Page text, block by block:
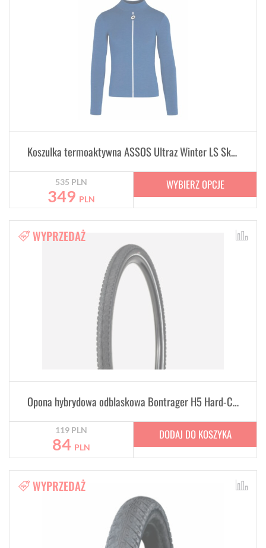
Koszulka termoaktywna ASSOS Ultraz Winter LS Skin Layer Blue zimowy izolator ciała
535 PLN
349 PLN
WYBIERZ OPCJE
WYPRZEDAŻ
Opona hybrydowa odblaskowa Bontrager H5 Hard-Case Lite 700C x 45mm
119 PLN
84 PLN
DODAJ DO KOSZYKA
WYPRZEDAŻ